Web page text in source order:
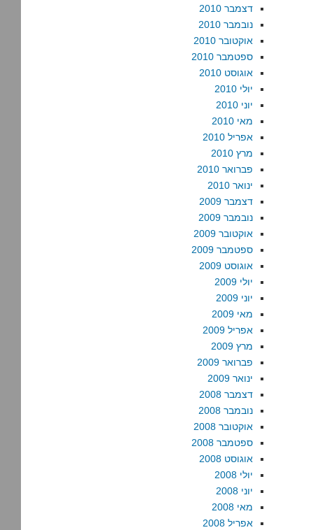
דצמבר 2010
נובמבר 2010
אוקטובר 2010
ספטמבר 2010
אוגוסט 2010
יולי 2010
יוני 2010
מאי 2010
אפריל 2010
מרץ 2010
פברואר 2010
ינואר 2010
דצמבר 2009
נובמבר 2009
אוקטובר 2009
ספטמבר 2009
אוגוסט 2009
יולי 2009
יוני 2009
מאי 2009
אפריל 2009
מרץ 2009
פברואר 2009
ינואר 2009
דצמבר 2008
נובמבר 2008
אוקטובר 2008
ספטמבר 2008
אוגוסט 2008
יולי 2008
יוני 2008
מאי 2008
אפריל 2008